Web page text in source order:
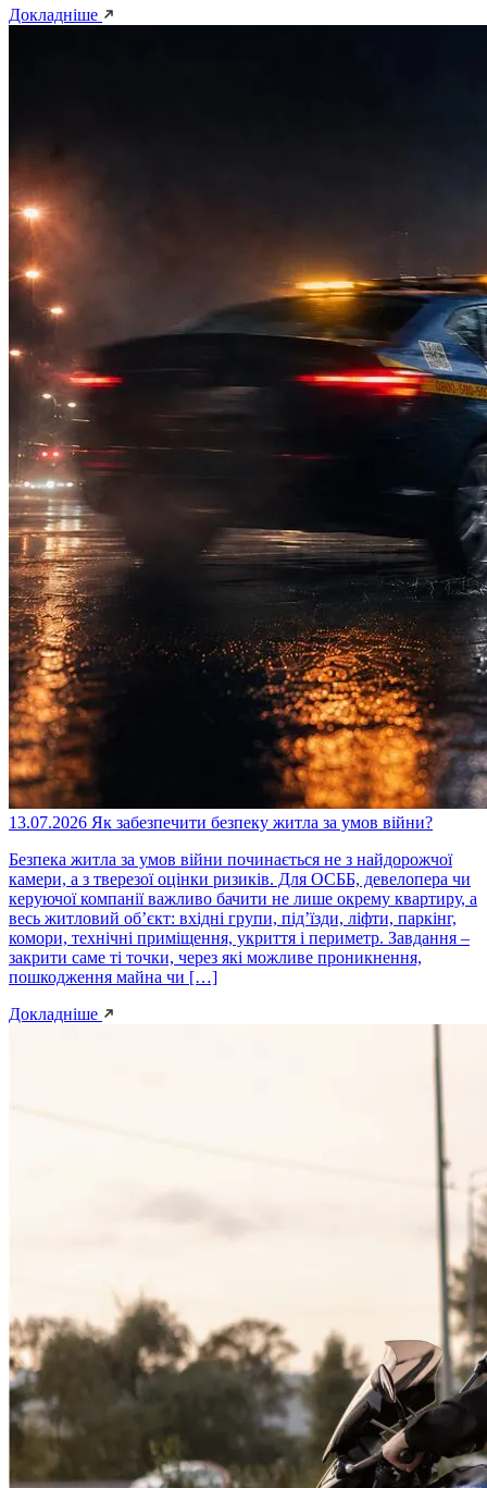
Докладніше
13.07.2026 Як забезпечити безпеку житла за умов війни?
Безпека житла за умов війни починається не з найдорожчої
камери, а з тверезої оцінки ризиків. Для ОСББ, девелопера чи
керуючої компанії важливо бачити не лише окрему квартиру, а
весь житловий об’єкт: вхідні групи, під’їзди, ліфти, паркінг,
комори, технічні приміщення, укриття і периметр. Завдання –
закрити саме ті точки, через які можливе проникнення,
пошкодження майна чи […]
Докладніше